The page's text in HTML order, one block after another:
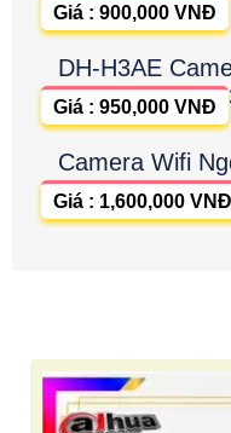
Giá : 900,000 VNĐ
DH-H3AE
Giá : 950,000 VNĐ
Camera Wifi
Giá : 1,600,000 VNĐ